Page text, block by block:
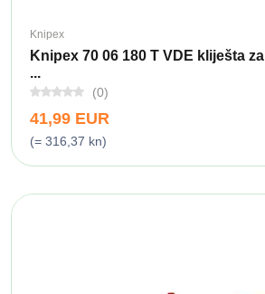
Knipex
Knipex 70 06 180 T VDE kliješta
...
(0)
41,99 EUR
(= 316,37 kn)